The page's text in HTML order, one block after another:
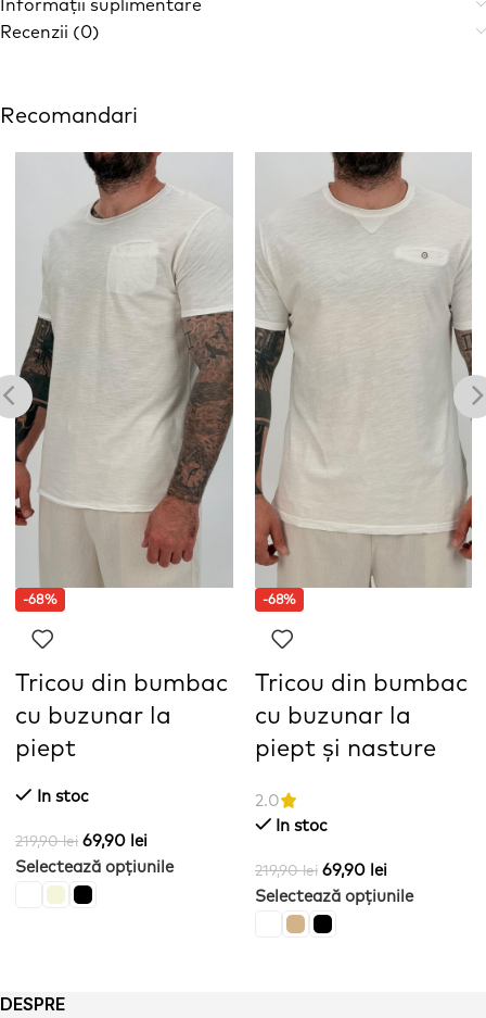
Informații suplimentare
Recenzii (0)
Recomandari
-68%
Tricou din bumbac
cu buzunar la
piept
In stoc
219,90lei 69,90 lei
Selectează opțiunile
-68%
Tricou din bumbac
cu buzunar la
piept și nasture
2.0
In stoc
219,90lei 69,90 lei
Selectează opțiunile
DESPRE